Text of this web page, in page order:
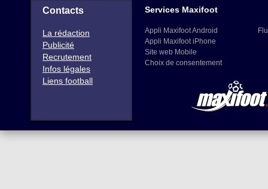
Contacts
La rédaction
Publicité
Recrutement
Infos légales
Liens football
Services Maxifoot
Appli Maxifoot Android
Appli Maxifoot iPhone
Site web Mobile
Choix de consentement